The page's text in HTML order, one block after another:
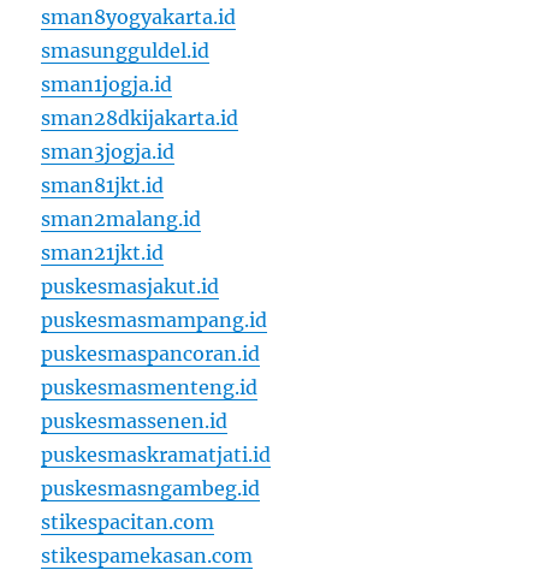
sman8yogyakarta.id
smasungguldel.id
sman1jogja.id
sman28dkijakarta.id
sman3jogja.id
sman81jkt.id
sman2malang.id
sman21jkt.id
puskesmasjakut.id
puskesmasmampang.id
puskesmaspancoran.id
puskesmasmenteng.id
puskesmassenen.id
puskesmaskramatjati.id
puskesmasngambeg.id
stikespacitan.com
stikespamekasan.com